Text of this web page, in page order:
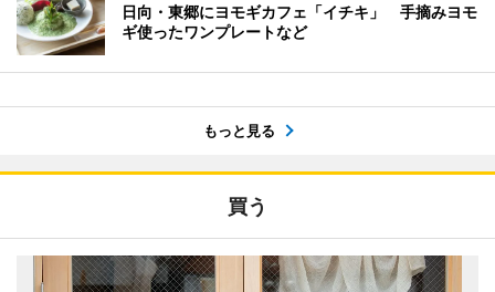
日向・東郷にヨモギカフェ「イチキ」 手摘みヨモ
ギ使ったワンプレートなど
もっと見る
買う